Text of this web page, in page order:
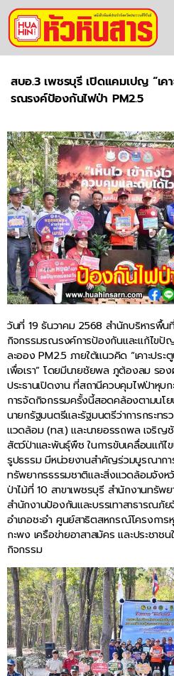
สบอ.3 เพชรบุรี เปิดแคมเปญ “เค
รณรงค์ป้องกันไฟป่า PM2.5
วันที่ 19 ธันวาคม 2568 สำนักบริหารพื้
กิจกรรมรณรงค์การป้องกันและแก้ไขปั
ละออง PM2.5 ภายใต้แนวคิด “เคาะป
เพื่อเรา” โดยมีนายชัยพล ภูต้องลม รอง
ประธานเปิดงาน ที่สถานีควบคุมไฟป่าหุบ
การจัดกิจกรรมครั้งนี้สอดคล้องตามนโ
นายกรัฐมนตรีและรัฐมนตรีว่าการกระท
แวดล้อม (ทส.) และนายอรรถพล เจริญ
สัตว์ป่าและพันธุ์พืช ในการขับเคลื่อนแก้ไ
รูปธรรม มีหน่วยงานสำคัญร่วมบูรณาก
ทรัพยากรธรรมชาติและสิ่งแวดล้อมจัง
ป่าไม้ที่ 10 สาขาเพชรบุรี สำนักงานทรัพ
สำนักงานป้องกันและบรรเทาสาธารณภั
อำเภอชะอำ ศูนย์สาธิตสหกรณ์โครงกา
กะพง เครือข่ายอาสาสมัคร และประชาช
กิจกรรม